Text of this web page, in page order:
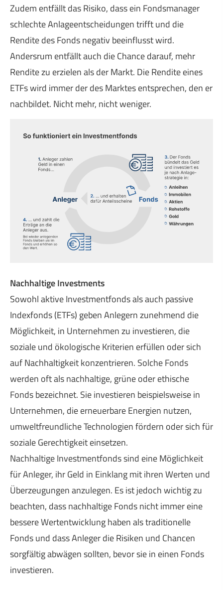
Zudem entfällt das Risiko, dass ein Fondsmanager
schlechte Anlageentscheidungen trifft und die
Rendite des Fonds negativ beeinflusst wird.
Andersrum entfällt auch die Chance darauf, mehr
Rendite zu erzielen als der Markt. Die Rendite eines
ETFs wird immer der des Marktes entsprechen, den er
nachbildet. Nicht mehr, nicht weniger.
Nachhaltige Investments
Sowohl aktive Investmentfonds als auch passive
Indexfonds (ETFs) geben Anlegern zunehmend die
Möglichkeit, in Unternehmen zu investieren, die
soziale und ökologische Kriterien erfüllen oder sich
auf Nachhaltigkeit konzentrieren. Solche Fonds
werden oft als nachhaltige, grüne oder ethische
Fonds bezeichnet. Sie investieren beispielsweise in
Unternehmen, die erneuerbare Energien nutzen,
umweltfreundliche Technologien fördern oder sich für
soziale Gerechtigkeit einsetzen.
Nachhaltige Investmentfonds sind eine Möglichkeit
für Anleger, ihr Geld in Einklang mit ihren Werten und
Überzeugungen anzulegen. Es ist jedoch wichtig zu
beachten, dass nachhaltige Fonds nicht immer eine
bessere Wertentwicklung haben als traditionelle
Fonds und dass Anleger die Risiken und Chancen
sorgfältig abwägen sollten, bevor sie in einen Fonds
investieren.